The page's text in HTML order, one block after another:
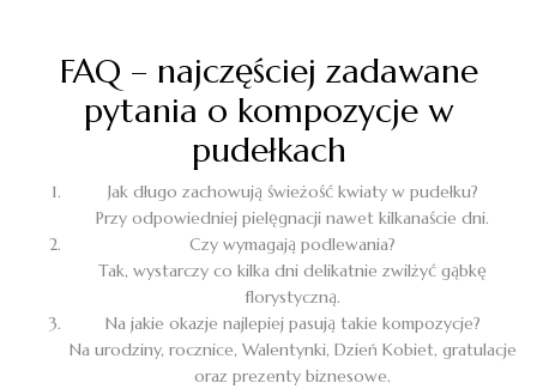
FAQ – najczęściej zadawane
pytania o kompozycje w
pudełkach
Jak długo zachowują świeżość kwiaty w pudełku?
Przy odpowiedniej pielęgnacji nawet kilkanaście dni.
Czy wymagają podlewania?
Tak, wystarczy co kilka dni delikatnie zwilżyć gąbkę
florystyczną.
Na jakie okazje najlepiej pasują takie kompozycje?
Na urodziny, rocznice, Walentynki, Dzień Kobiet, gratulacje
oraz prezenty biznesowe.